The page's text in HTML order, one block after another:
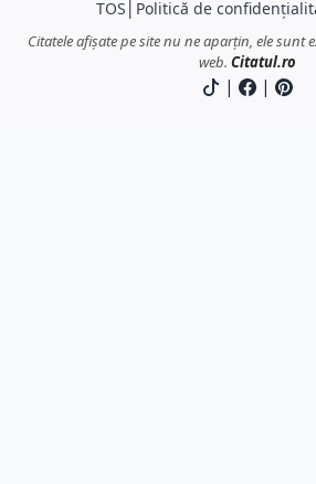
TOS Politică de
Citatele afișate pe site nu ne aparțin, ele sunt
web. Citatul.ro
| |